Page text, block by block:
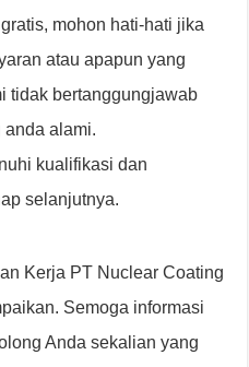
mohon hati-hati jika
atau apapun yang
tidak bertanggungjawab
anda alami.
kualifikasi dan
selanjutnya.
Kerja PT Nuclear Coating
Semoga informasi
Anda sekalian yang